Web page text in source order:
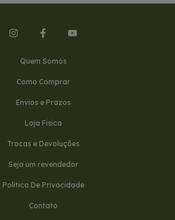
Quem Somos
Como Comprar
Envios e Prazos
Loja Fisica
Trocas e Devoluções
Seja um revendedor
Política De Privacidade
Contato